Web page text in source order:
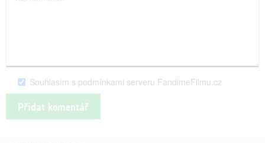
Souhlasím s podmínkami serveru FandimeFilmu.cz